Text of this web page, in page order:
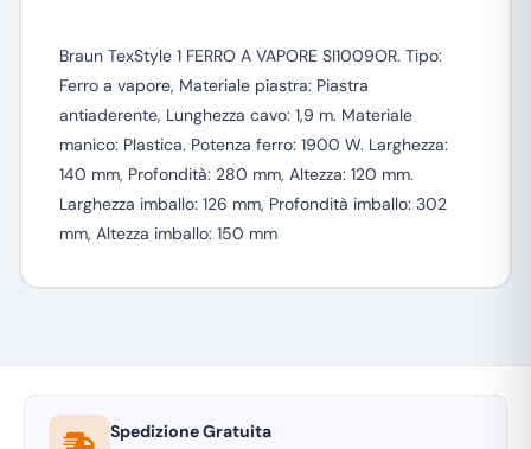
Braun TexStyle 1 FERRO A VAPORE SI1009OR. Tipo:
Ferro a vapore, Materiale piastra: Piastra
antiaderente, Lunghezza cavo: 1,9 m. Materiale
manico: Plastica. Potenza ferro: 1900 W. Larghezza:
140 mm, Profondità: 280 mm, Altezza: 120 mm.
Larghezza imballo: 126 mm, Profondità imballo: 302
mm, Altezza imballo: 150 mm
Spedizione Gratuita